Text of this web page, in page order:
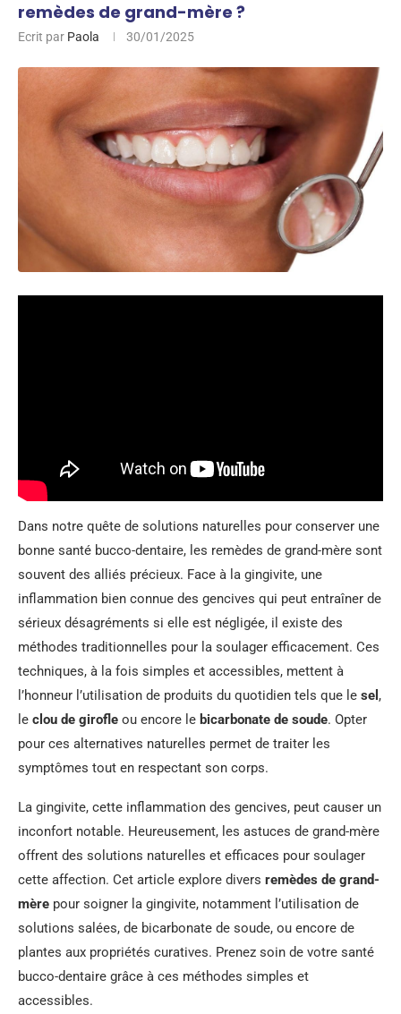
remèdes de grand-mère ?
Ecrit par Paola 30/01/2025
Dans notre quête de solutions naturelles pour conserver une
bonne santé bucco-dentaire, les remèdes de grand-mère sont
souvent des alliés précieux. Face à la gingivite, une
inflammation bien connue des gencives qui peut entraîner de
sérieux désagréments si elle est négligée, il existe des
méthodes traditionnelles pour la soulager efficacement. Ces
techniques, à la fois simples et accessibles, mettent à
l’honneur l’utilisation de produits du quotidien tels que le sel ,
le clou de girofle ou encore le bicarbonate de soude. Opter
pour ces alternatives naturelles permet de traiter les
symptômes tout en respectant son corps.
La gingivite, cette inflammation des gencives, peut causer un
inconfort notable. Heureusement, les astuces de grand-mère
offrent des solutions naturelles et efficaces pour soulager
cette affection. Cet article explore divers remèdes de grand-
mère pour soigner la gingivite, notamment l’utilisation de
solutions salées, de bicarbonate de soude, ou encore de
plantes aux propriétés curatives. Prenez soin de votre santé
bucco-dentaire grâce à ces méthodes simples et
accessibles.